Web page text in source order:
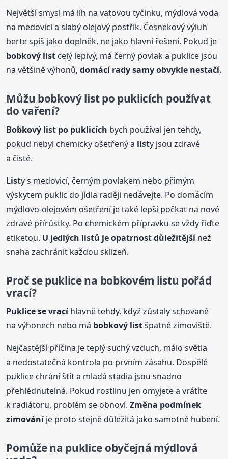
Největší smysl má líh na vatovou tyčinku, mýdlová voda
na medovici a slabý olejový postřik. Česnekový výluh
berte spíš jako doplněk, ne jako hlavní řešení. Pokud je
bobkový list celý lepivý, má černý povlak a puklice jsou
na většině výhonů,domácí rady samy obvykle nestačí.
Můžu bobkovýlistpo puklicích používat
do vaření?
Bobkový list po puklicích bych používal jen tehdy,
pokud nebyl chemicky ošetřený a listy jsou zdravé
a čisté.
Listy s medovicí, černým povlakem nebo přímým
výskytem puklic do jídla raději nedávejte. Po domácím
mýdlovo-olejovém ošetření je také lepší počkat na nové
zdravé přírůstky. Po chemickém přípravku se vždy řiďte
etiketou. U jedlých listů je opatrnost důležitějšínež
snaha zachránit každou sklizeň.
Proč se puklice na bobkovém listu pořád
vrací?
Puklice se vracíhlavně tehdy, když zůstaly schované
na výhonech nebo má bobkový listšpatné zimoviště.
Nejčastější příčina je teplý suchý vzduch, málo světla
a nedostatečná kontrola po prvním zásahu. Dospělé
puklice chrání štít a mladá stadia jsou snadno
přehlédnutelná. Pokud rostlinu jen omyjete a vrátíte
k radiátoru, problém se obnoví.Změna podmínek
zimováníje proto stejně důležitá jako samotné hubení.
Pomůže na puklice obyčejná mýdlová